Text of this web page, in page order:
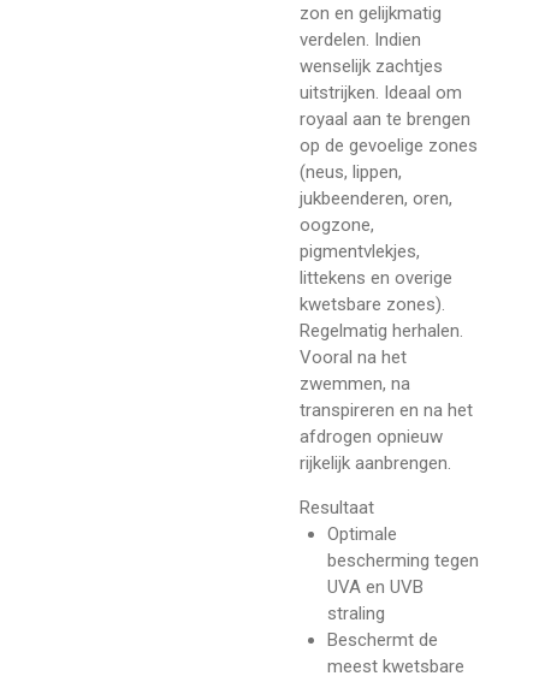
zon en gelijkmatig
verdelen. Indien
wenselijk zachtjes
uitstrijken. Ideaal om
royaal aan te brengen
op de gevoelige zones
(neus, lippen,
jukbeenderen, oren,
oogzone,
pigmentvlekjes,
littekens en overige
kwetsbare zones).
Regelmatig herhalen.
Vooral na het
zwemmen, na
transpireren en na het
afdrogen opnieuw
rijkelijk aanbrengen.
Resultaat
Optimale
bescherming tegen
UVA en UVB
straling
Beschermt de
meest kwetsbare